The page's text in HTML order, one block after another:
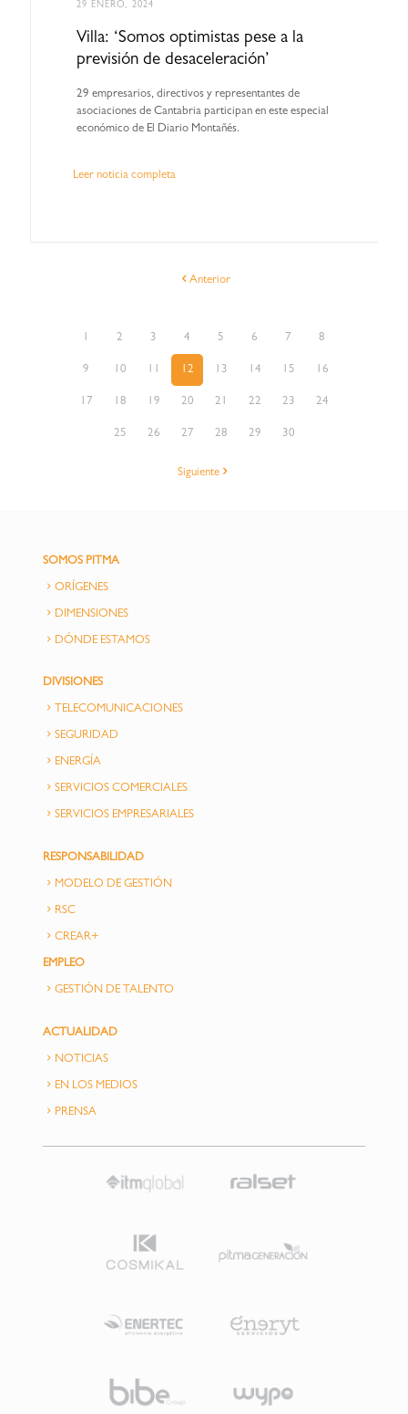
29 ENERO, 2024
Villa: ‘Somos optimistas pese a la
previsión de desaceleración’
29 empresarios, directivos y representantes de
asociaciones de Cantabria participan en este especial
económico de El Diario Montañés.
Leer noticia completa
Anterior
1 2 3 4 5 6 7 8
9 10 11 12 13 14 15 16
17 18 19 20 21 22 23 24
25 26 27 28 29 30
Siguiente
SOMOS PITMA
ORÍGENES
DIMENSIONES
DÓNDE ESTAMOS
DIVISIONES
TELECOMUNICACIONES
SEGURIDAD
ENERGÍA
SERVICIOS COMERCIALES
SERVICIOS EMPRESARIALES
RESPONSABILIDAD
MODELO DE GESTIÓN
RSC
CREAR+
EMPLEO
GESTIÓN DE TALENTO
ACTUALIDAD
NOTICIAS
EN LOS MEDIOS
PRENSA